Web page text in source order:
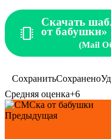
Скачать
от бабушки»
(Mail
СохранитьСохранено
Средняя оценка+6
Предыдущая